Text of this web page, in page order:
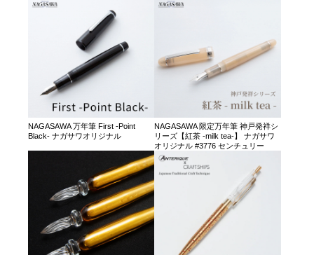
NAGASAWA 万年筆 First -Point
Black- ナガサワオリジナル
NAGASAWA 限定万年筆 神戸発祥シ
リーズ【紅茶 -milk tea-】 ナガサワ
オリジナル #3776 センチュリー